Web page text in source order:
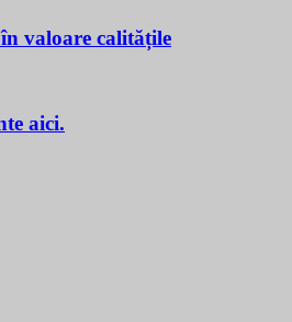
valoare calitățile
aici.